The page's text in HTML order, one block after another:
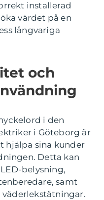
installerad
värdet på en
långvariga
och
i den
i Göteborg är
hjälpa sina kunder
Detta kan
belysning,
samt